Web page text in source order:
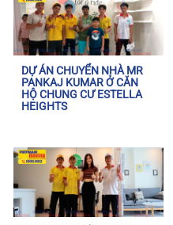
DỰ ÁN CHUYỂN NHÀ MR
PANKAJ KUMAR Ở CĂN
HỘ CHUNG CƯ ESTELLA
HEIGHTS